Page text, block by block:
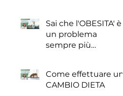
Sai che l'OBESITA' è
un problema
sempre più
Come effettuare un
CAMBIO DIETA